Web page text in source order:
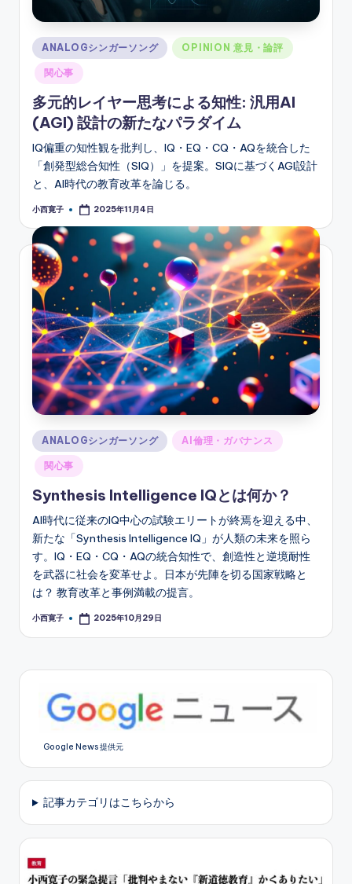
Posted
in
ANALOGシンガーソング OPINION 意見・論評
関心事
多元的レイヤー思考による知性: 汎用AI
(AGI) 設計の新たなパラダイム
IQ偏重の知性観を批判し、IQ・EQ・CQ・AQを統合した
「創発型総合知性（SIQ）」を提案。SIQに基づくAGI設計
と、AI時代の教育改革を論じる。
Posted
小西寛子 2025年11月4日
Posted
in
ANALOGシンガーソング AI倫理・ガバナンス
関心事
Synthesis Intelligence IQとは何か？
AI時代に従来のIQ中心の試験エリートが終焉を迎える中、
新たな「Synthesis Intelligence IQ」が人類の未来を照ら
す。IQ・EQ・CQ・AQの統合知性で、創造性と逆境耐性
を武器に社会を変革せよ。日本が先陣を切る国家戦略と
は？ 教育改革と事例満載の提言。
Posted
小西寛子 2025年10月29日
Google News 提供元
記事カテゴリはこちらから